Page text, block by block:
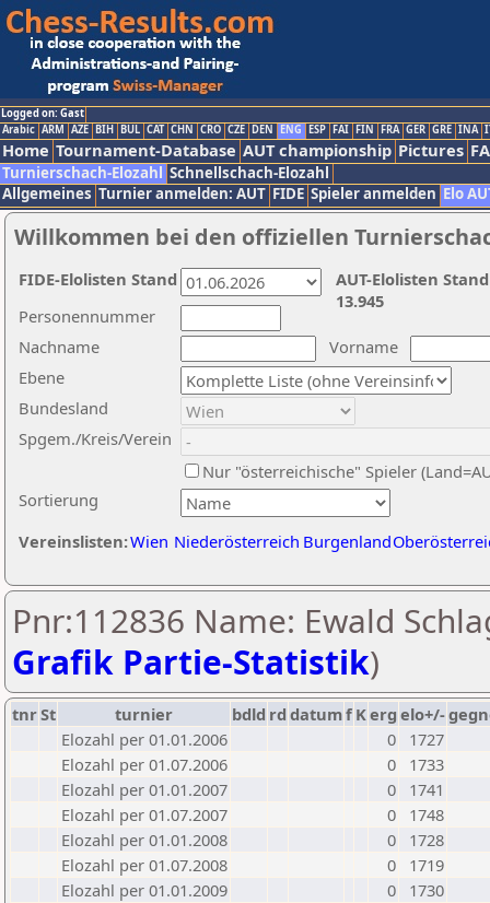
Logged on: Gast
Arabic ARM AZE BIH BUL CAT CHN CRO CZE DEN ENG ESP FAI FIN FRA GER GRE INA
Home Tournament-Database AUT championship Pictures
Turnierschach-Elozahl Schnellschach-Elozahl
Allgemeines Turnier anmelden: AUT FIDE Spieler anmelden Elo
Willkommen bei den offiziellen
Nachname
Vorname
Ebene
Sortierung
Personennummer
Bundesland
Spgem./Kreis/Verein
Nur "österreichische" Spieler
Vereinslisten:Wien Niederösterreich Burgenland
AUT-Elolisten
13.945
FIDE-Elolisten Stand
Pnr:112836 Name: Ewald
Grafik Partie-Statistik)
tnrSt turnier bdld rd datumf Kerg elo+/-
Elozahl per 01.01.2006
0
1727
Elozahl per 01.07.2006
0
1733
Elozahl per 01.01.2007
0
1741
Elozahl per 01.07.2007
0
1748
Elozahl per 01.01.2008
0
1728
Elozahl per 01.07.2008
0
1719
Elozahl per 01.01.2009
0
1730